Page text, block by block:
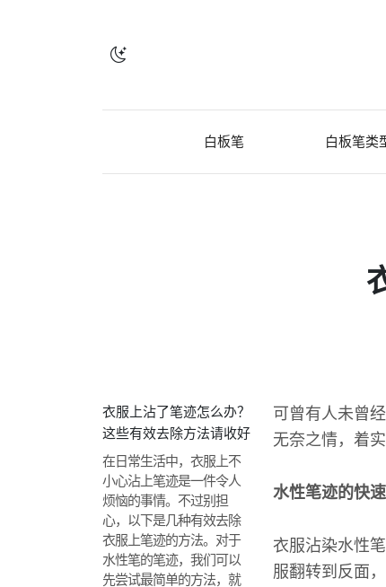
白板笔 白板笔类
衣服上沾了笔迹怎么办？
这些有效去除方法请收好
在日常生活中，衣服上不
小心沾上笔迹是一件令人
烦恼的事情。不过别担
心，以下是几种有效去除
衣服上笔迹的方法。对于
水性笔的笔迹，我们可以
先尝试最简单的方法，就
可曾有人未曾
无奈之情，着实
水性笔迹的快
衣服沾染水性
服翻转到反面